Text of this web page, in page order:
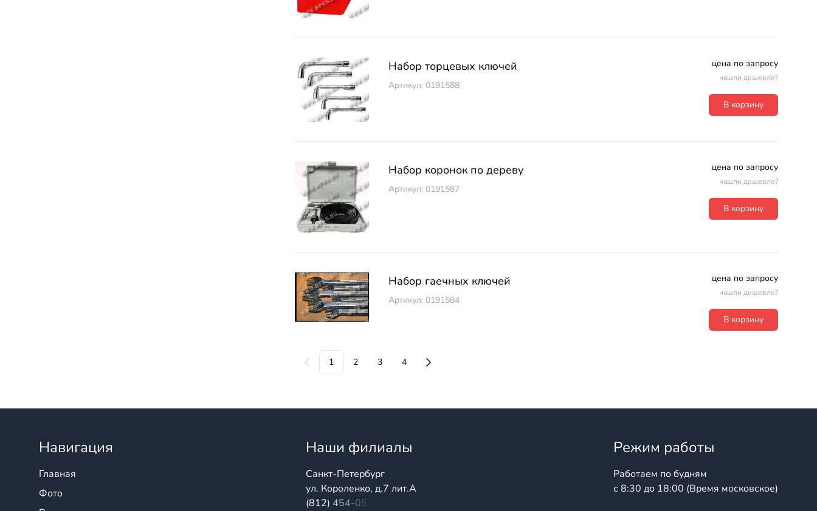
Набор торцевых ключей
Артикул: 0191588
цена по запросу
нашли дешевле?
В корзину
Набор коронок по дереву
Артикул: 0191587
цена по запросу
нашли дешевле?
В корзину
Набор гаечных ключей
Артикул: 0191584
цена по запросу
нашли дешевле?
В корзину
1 2 3 4
Навигация
Главная
Фото
Наши филиалы
Санкт-Петербург
ул. Короленко, д.7 лит.А
(812) 454-05-54
Режим работы
Работаем по будням
с 8:30 до 18:00 (Время московское)